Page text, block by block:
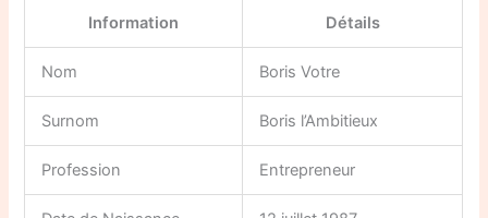
Information Détails
Nom Boris Votre
Surnom Boris l’Ambitieux
Profession Entrepreneur